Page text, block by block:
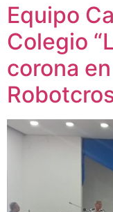
Equipo
Colegio
corona